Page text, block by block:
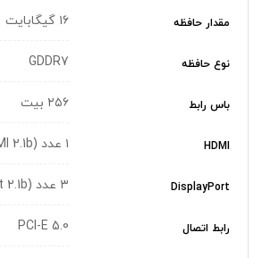
مقدار حافظه ۱۶ گیگابایت
نوع حافظه GDDR7
باس رابط ۲۵۶ بیت
HDMI ۱ عدد (HDMI 2.1b)
DisplayPort ۳ عدد (DisplayPort 2.1b)
رابط اتصال PCI-E 5.0